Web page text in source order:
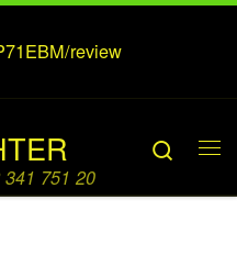
review
751 20
Search